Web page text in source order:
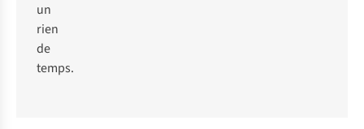
un
rien
de
temps.